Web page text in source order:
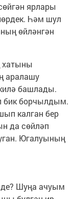
ярлары
Һәм шул
өйләнгән
хатыны
аралашу
башлады.
бик борчылдым.
калган бер
да сөйләп
Югалуының
Шуңа ачуым